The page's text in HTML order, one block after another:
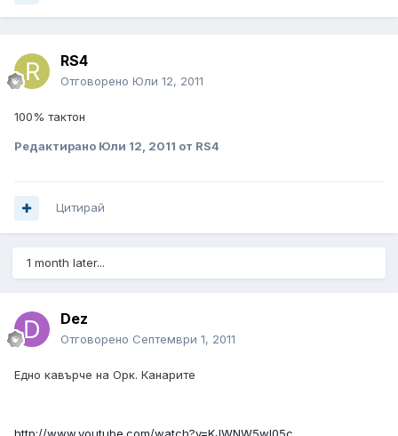
RS4
Отговорено Юли 12, 2011
100% тактон
Редактирано Юли 12, 2011 от RS4
Цитирай
1 month later...
Dez
Отговорено Септември 1, 2011
Едно кавърче на Орк. Канарите